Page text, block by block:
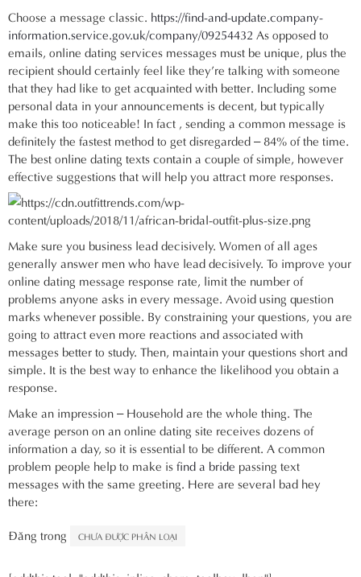
Choose a message classic. https://find-and-update.company-
information.service.gov.uk/company/09254432 As opposed to
emails, online dating services messages must be unique, plus the
recipient should certainly feel like they’re talking with someone
that they had like to get acquainted with better. Including some
personal data in your announcements is decent, but typically
make this too noticeable! In fact , sending a common message is
definitely the fastest method to get disregarded – 84% of the time.
The best online dating texts contain a couple of simple, however
effective suggestions that will help you attract more responses.
Make sure you business lead decisively. Women of all ages
generally answer men who have lead decisively. To improve your
online dating message response rate, limit the number of
problems anyone asks in every message. Avoid using question
marks whenever possible. By constraining your questions, you are
going to attract even more reactions and associated with
messages better to study. Then, maintain your questions short and
simple. It is the best way to enhance the likelihood you obtain a
response.
Make an impression – Household are the whole thing. The
average person on an online dating site receives dozens of
information a day, so it is essential to be different. A common
problem people help to make isfind a bride passing text
messages with the same greeting. Here are several bad hey
there:
Đăng trong
CHƯA ĐƯỢC PHÂN LOẠI